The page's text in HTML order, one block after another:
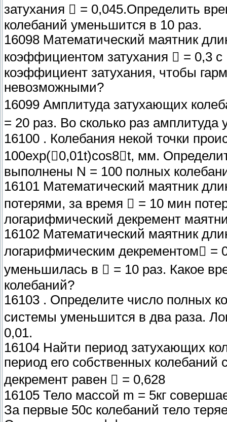
затухания  = 0,045.Определить
колебаний уменьшится в 10 раз.
16098 Математический маятник
коэффициентом затухания  = 0,3 с
коэффициент затухания, чтобы
невозможными?
16099 Амплитуда затухающих
= 20 раз. Во сколько раз
16100 . Колебания некой точки
100exp(0,01t)cos8t, мм.
выполнены N = 100 полных
16101 Математический маятник
потерями, за время  = 10 мин
логарифмический декремент
16102 Математический маятник
логарифмическим декрементом =
уменьшилась в  = 10 раз. Какое
колебаний?
16103 . Определите число полных
системы уменьшится в два раза.
0,01.
16104 Найти период затухающих
период его собственных
декремент равен  = 0,628
16105 Тело массой m = 5кг
За первые 50с колебаний тело